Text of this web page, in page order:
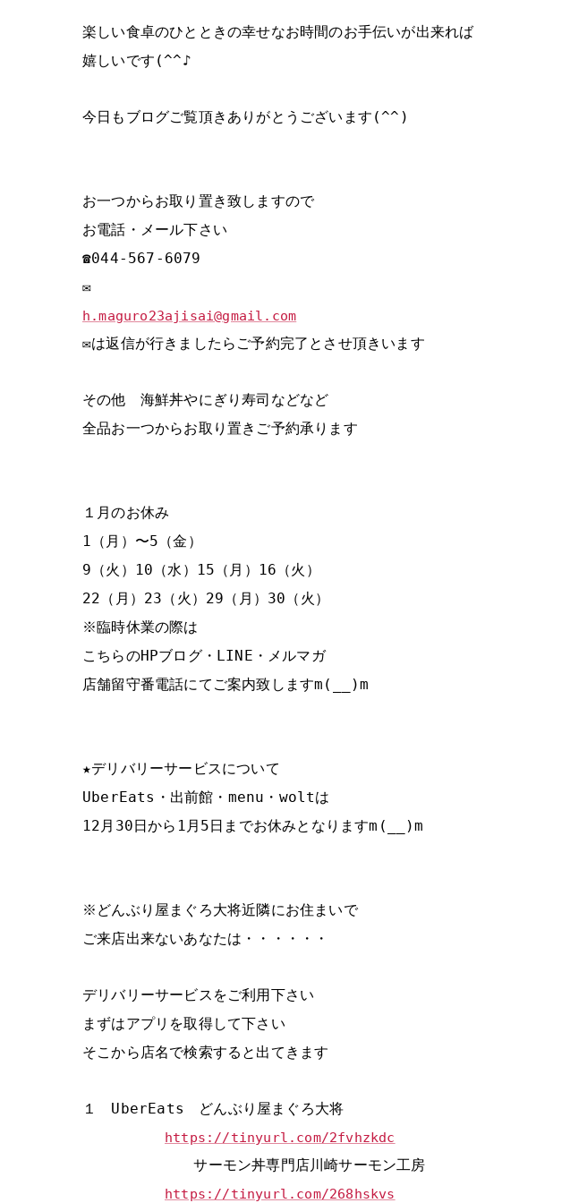
楽しい食卓のひとときの幸せなお時間のお手伝いが出来れば
嬉しいです(^^♪
今日もブログご覧頂きありがとうございます(^^)
お一つからお取り置き致しますので
お電話・メール下さい
☎044‐567‐6079
✉
h.maguro23ajisai@gmail.com
✉は返信が行きましたらご予約完了とさせ頂きいます
その他 海鮮丼やにぎり寿司などなど
全品お一つからお取り置きご予約承ります
１月のお休み
1（月）〜5（金）
9（火）10（水）15（月）16（火）
22（月）23（火）29（月）30（火）
※臨時休業の際は
こちらのHPブログ・LINE・メルマガ
店舗留守番電話にてご案内致しますm(__)m
★デリバリーサービスについて
UberEats・出前館・menu・woltは
12月30日から1月5日までお休みとなりますm(__)m
※どんぶり屋まぐろ大将近隣にお住まいで
ご来店出来ないあなたは・・・・・・
デリバリーサービスをご利用下さい
まずはアプリを取得して下さい
そこから店名で検索すると出てきます
１ UberEats どんぶり屋まぐろ大将
https://tinyurl.com/2fvhzkdc
サーモン丼専門店川崎サーモン工房
https://tinyurl.com/268hskvs